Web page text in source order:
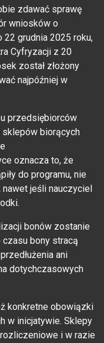
zdawać sprawę
wniosków o
grudnia 2025 roku,
Cyfryzacji z 20
został złożony
najpóźniej w
przedsiębiorców
sklepów biorących
oznacza to, że
do programu, nie
nawet jeśli nauczyciel
bonów zostanie
bony stracą
ani
dotychczasowych
konkretne obowiązki
w inicjatywie. Sklepy
i w razie